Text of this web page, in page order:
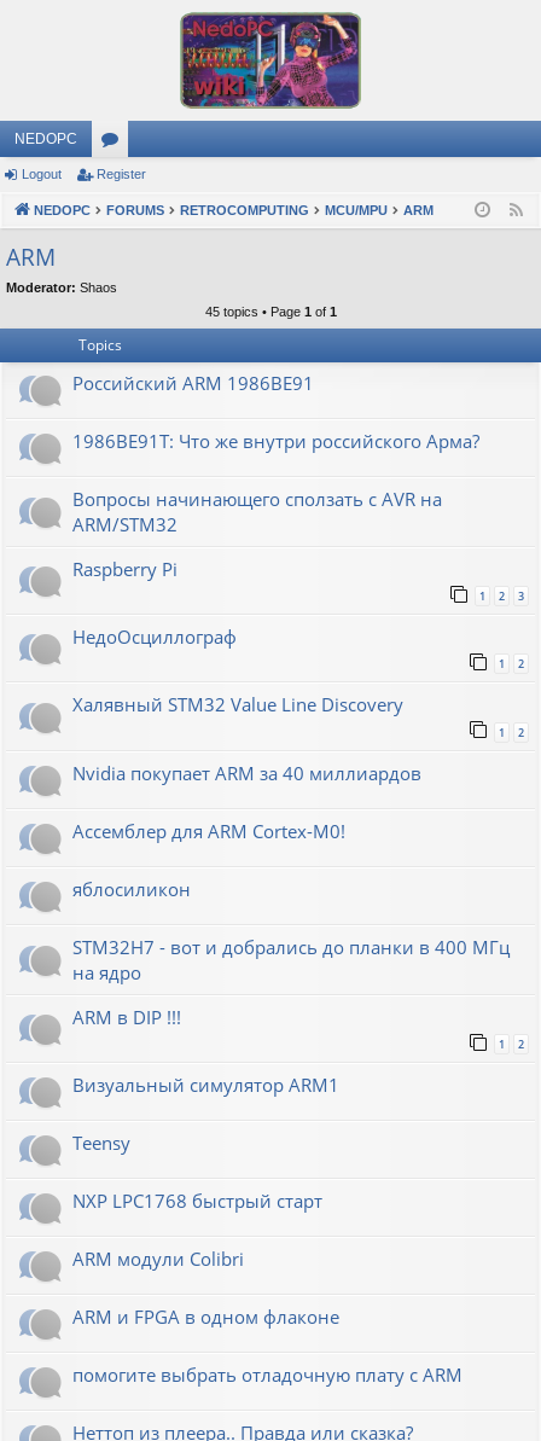
NEDOPC
or
u
s
Logout Register
NEDOPC FORUMS RETROCOMPUTING MCU/MPU ARM
ARM
Moderator: Shaos
45 topics • Page 1 of 1
Topics
Российский ARM 1986ВЕ91
1986ВЕ91Т: Что же внутри российского Арма?
Вопросы начинающего сползать с AVR на
ARM/STM32
Raspberry Pi
1 2 3
НедоОсциллограф
1 2
Халявный STM32 Value Line Discovery
1 2
Nvidia покупает ARM за 40 миллиардов
Ассемблер для ARM Cortex-M0!
яблосиликон
STM32H7 - вот и добрались до планки в 400 МГц
на ядро
ARM в DIP !!!
1 2
Визуальный симулятор ARM1
Teensy
NXP LPC1768 быстрый старт
ARM модули Colibri
ARM и FPGA в одном флаконе
помогите выбрать отладочную плату с ARM
Неттоп из плеера.. Правда или сказка?